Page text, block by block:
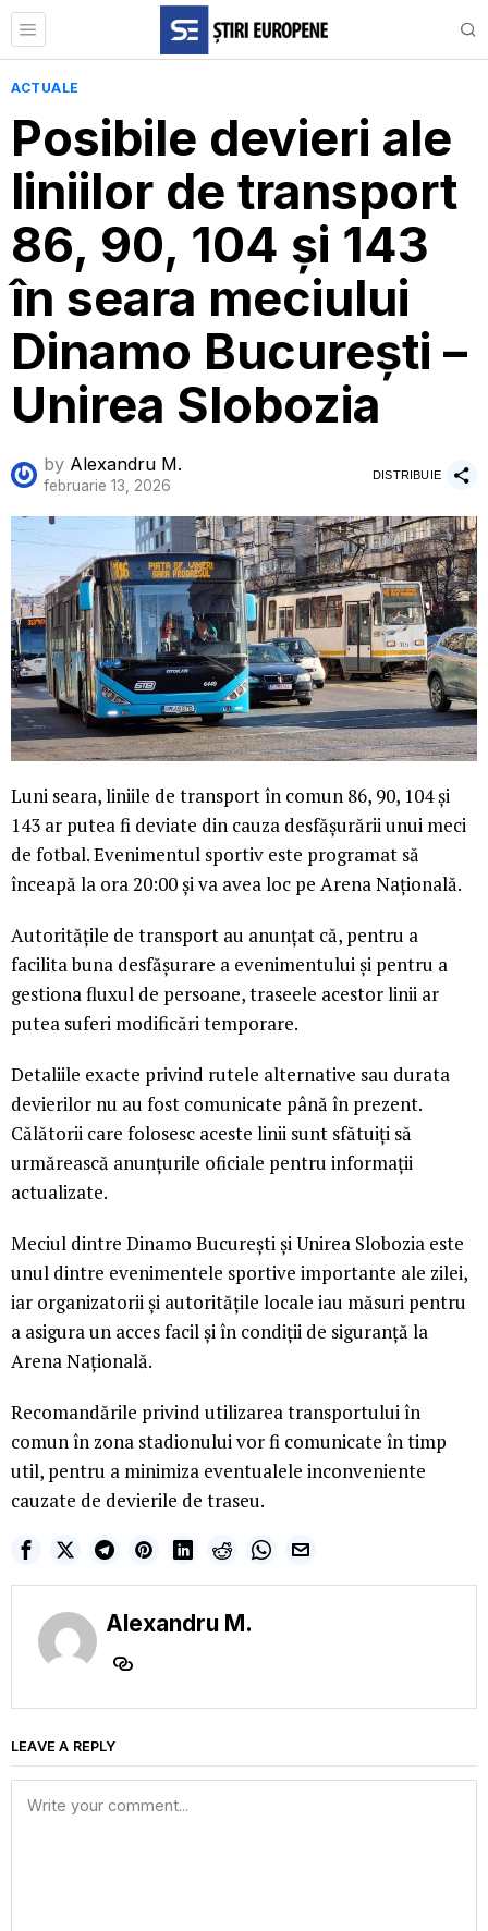
ACTUALE
Posibile devieri ale
liniilor de transport
86, 90, 104 și 143
în seara meciului
Dinamo București –
Unirea Slobozia
by Alexandru M.
februarie 13, 2026
DISTRIBUIE
Luni seara, liniile de transport în comun 86, 90, 104 și
143 ar putea fi deviate din cauza desfășurării unui meci
de fotbal. Evenimentul sportiv este programat să
înceapă la ora 20:00 și va avea loc pe Arena Națională.
Autoritățile de transport au anunțat că, pentru a
facilita buna desfășurare a evenimentului și pentru a
gestiona fluxul de persoane, traseele acestor linii ar
putea suferi modificări temporare.
Detaliile exacte privind rutele alternative sau durata
devierilor nu au fost comunicate până în prezent.
Călătorii care folosesc aceste linii sunt sfătuiți să
urmărească anunțurile oficiale pentru informații
actualizate.
Meciul dintre Dinamo București și Unirea Slobozia este
unul dintre evenimentele sportive importante ale zilei,
iar organizatorii și autoritățile locale iau măsuri pentru
a asigura un acces facil și în condiții de siguranță la
Arena Națională.
Recomandările privind utilizarea transportului în
comun în zona stadionului vor fi comunicate în timp
util, pentru a minimiza eventualele inconveniente
cauzate de devierile de traseu.
Alexandru M.
LEAVE A REPLY